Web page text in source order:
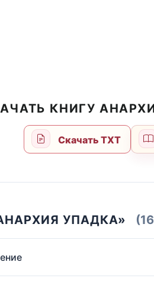
КНИГУ
Скачать TXT
УПАДКА»